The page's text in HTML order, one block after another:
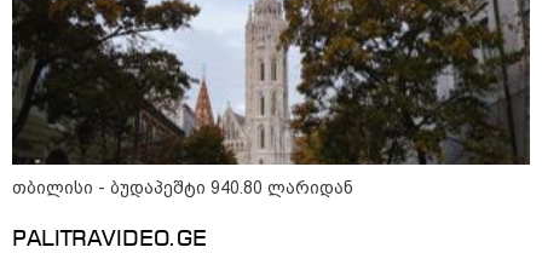
21:52 / 09-08-2026
ვინ არიან ყველა დროის
ყველაზე მაღალანაზღაურებადი
სპორტსმენები
თბილისი - ბუდაპეშტი 940.80 ლარიდან
PALITRAVIDEO.GE